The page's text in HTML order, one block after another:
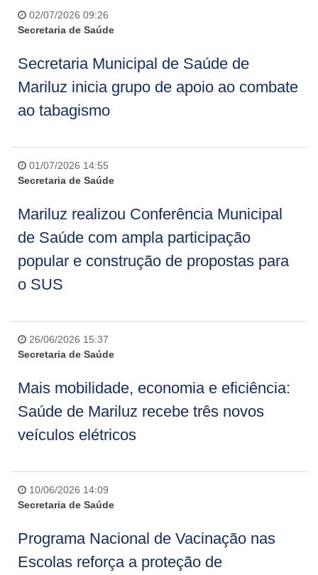
02/07/2026 09:26
Secretaria de Saúde
Secretaria Municipal de Saúde de
Mariluz inicia grupo de apoio ao combate
ao tabagismo
01/07/2026 14:55
Secretaria de Saúde
Mariluz realizou Conferência Municipal
de Saúde com ampla participação
popular e construção de propostas para
o SUS
26/06/2026 15:37
Secretaria de Saúde
Mais mobilidade, economia e eficiência:
Saúde de Mariluz recebe três novos
veículos elétricos
10/06/2026 14:09
Secretaria de Saúde
Programa Nacional de Vacinação nas
Escolas reforça a proteção de